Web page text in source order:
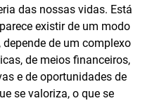
das nossas vidas. Está
existir de um modo
de um complexo
de meios financeiros,
e de oportunidades de
se valoriza, o que se